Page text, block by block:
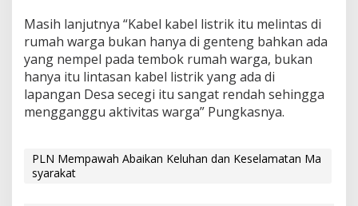
Masih lanjutnya “Kabel kabel listrik itu melintas di
rumah warga bukan hanya di genteng bahkan ada
yang nempel pada tembok rumah warga, bukan
hanya itu lintasan kabel listrik yang ada di
lapangan Desa secegi itu sangat rendah sehingga
mengganggu aktivitas warga” Pungkasnya.
PLN Mempawah Abaikan Keluhan dan Keselamatan Ma
syarakat